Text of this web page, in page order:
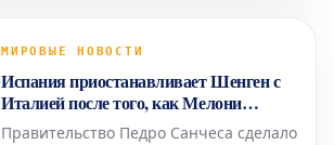
известно о его кончине в возрасте 68
мир.
МИРОВЫЕ НОВОСТИ
Испания приостанавливает Шенген с
Италией после того, как Мелони
отвергла ультиматум Санчеса
Правительство Педро Санчеса сделало